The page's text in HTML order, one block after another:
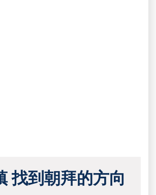
找到朝拜的方向